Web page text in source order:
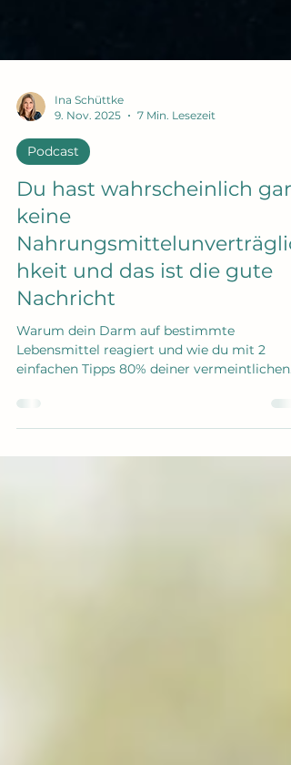
Ina Schüttke
9. Nov. 2025
Podcast
Du hast wahrscheinlich gar
keine
Nahrungsmittelunverträglic
hkeit und das ist die gute
Nachricht
Warum dein Darm auf bestimmte
einfachen Tipps 80% deiner vermeintlichen
Unverträglichkeiten in den Griff bekommst